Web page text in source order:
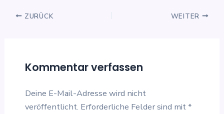
ZURÜCK WEITER
Kommentar verfassen
Deine E-Mail-Adresse wird nicht
veröffentlicht. Erforderliche Felder sind mit*